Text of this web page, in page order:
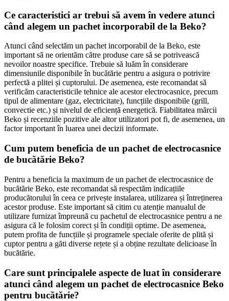
Ce caracteristici ar trebui să avem în vedere atunci
când alegem un pachet incorporabil de la Beko?
Atunci când selectăm un pachet incorporabil de la Beko, este
important să ne orientăm către produse care să se potrivească
nevoilor noastre specifice. Trebuie să luăm în considerare
dimensiunile disponibile în bucătărie pentru a asigura o potrivire
perfectă a plitei și cuptorului. De asemenea, este recomandat să
verificăm caracteristicile tehnice ale acestor electrocasnice, precum
tipul de alimentare (gaz, electricitate), funcțiile disponibile (grill,
convectie etc.) și nivelul de eficiență energetică. Fiabilitatea mărcii
Beko și recenziile pozitive ale altor utilizatori pot fi, de asemenea, un
factor important în luarea unei decizii informate.
Cum putem beneficia de un pachet de electrocasnice
de bucătărie Beko?
Pentru a beneficia la maximum de un pachet de electrocasnice de
bucătărie Beko, este recomandat să respectăm indicațiile
producătorului în ceea ce privește instalarea, utilizarea și întreținerea
acestor produse. Este important să citim cu atenție manualul de
utilizare furnizat împreună cu pachetul de electrocasnice pentru a ne
asigura că le folosim corect și în condiții optime. De asemenea,
putem profita de funcțiile și programele speciale oferite de plită și
cuptor pentru a găti diverse rețete și a obține rezultate delicioase în
bucătărie.
Care sunt principalele aspecte de luat în considerare
atunci când alegem un pachet de electrocasnice Beko
pentru bucătărie?